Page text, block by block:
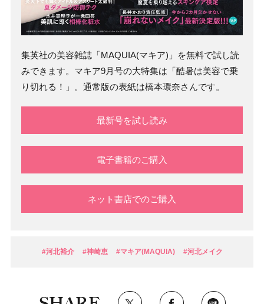
集英社の美容雑誌「MAQUIA(マキア)」を無料で試し読
みできます。マキア9月号の大特集は「酷暑は美容で乗
り切れる！」。通常版の表紙は橋本環奈さんです。
最新号を試し読み
電子書籍のご購入
ネット書店でのご購入
#河北裕介 #神崎恵 #マキア(MAQUIA) #河北メイク